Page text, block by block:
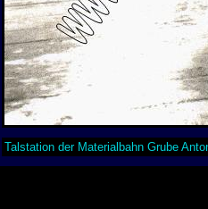
Talstation der Materialbahn Grube